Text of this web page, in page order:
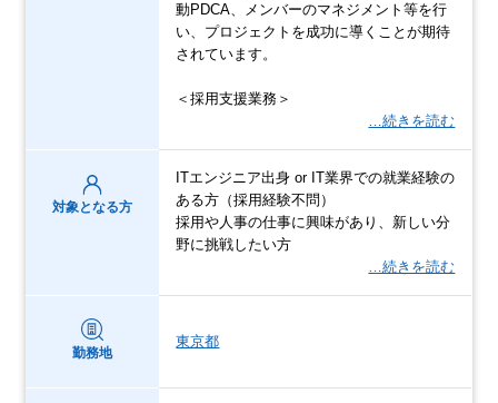
動PDCA、メンバーのマネジメント等を行
い、プロジェクトを成功に導くことが期待
されています。
＜採用支援業務＞
…続きを読む
対象となる方
ITエンジニア出身 or IT業界での就業経験の
ある方（採用経験不問）
採用や人事の仕事に興味があり、新しい分
野に挑戦したい方
…続きを読む
勤務地
東京都